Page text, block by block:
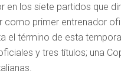
en los siete partidos que
como primer entrenador
el término de esta
y tres títulos; una